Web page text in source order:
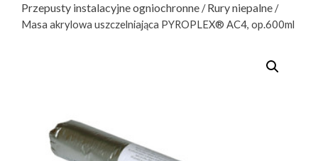
Przepusty instalacyjne ogniochronne/Rury niepalne/
Masa akrylowa uszczelniająca PYROPLEX® AC4, op.600ml